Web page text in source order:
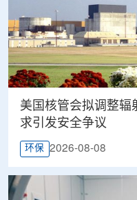
美国核管会拟调整辐
求引发安全争议
环保 2026-08-08